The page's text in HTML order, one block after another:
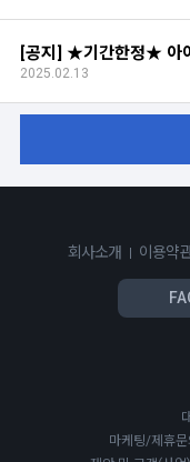
[공지] ★기간한정★ 아
2025.02.13
회사소개 이용약
마케팅/제휴